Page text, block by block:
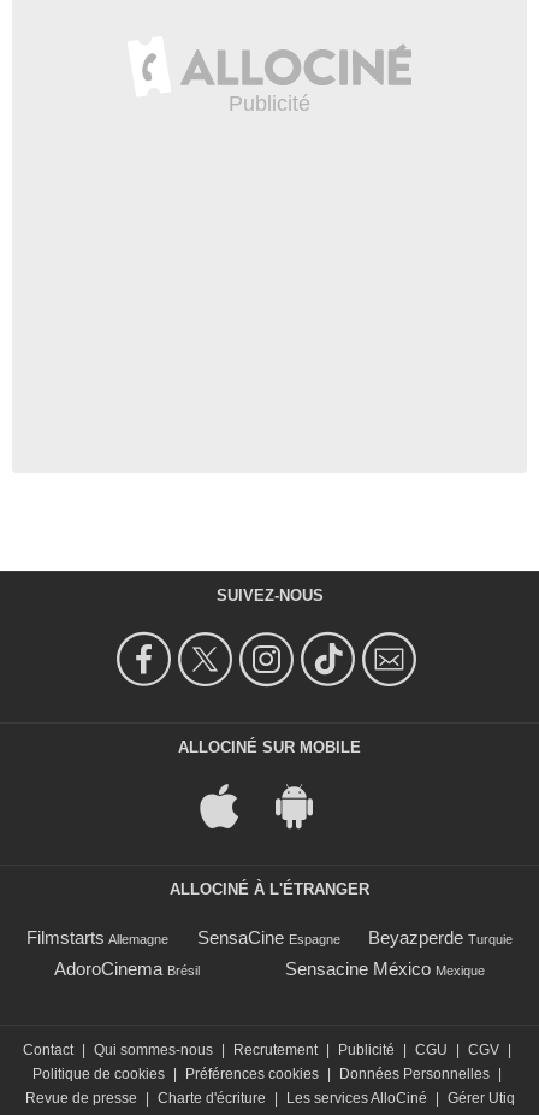
SUIVEZ-NOUS
ALLOCINÉ SUR MOBILE
ALLOCINÉ À L'ÉTRANGER
Filmstarts Allemagne SensaCine Espagne Beyazperde Turquie
AdoroCinema Brésil Sensacine México Mexique
Contact | Qui sommes-nous | Recrutement | Publicité | CGU | CGV |
Politique de cookies | Préférences cookies | Données Personnelles |
Revue de presse
| Charte d'écriture | Les services AlloCiné | Gérer Utiq